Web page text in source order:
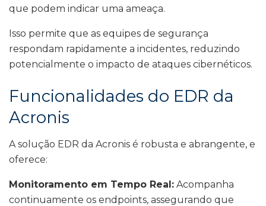
que podem indicar uma ameaça.
Isso permite que as equipes de segurança
respondam rapidamente a incidentes, reduzindo
potencialmente o impacto de ataques cibernéticos.
Funcionalidades do EDR da
Acronis
A solução EDR da Acronis é robusta e abrangente, e
oferece:
Monitoramento em Tempo Real: Acompanha
continuamente os endpoints, assegurando que